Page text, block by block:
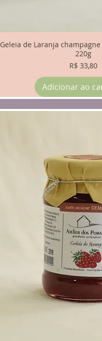
Geleia de Laranja
220g
Preço
R$ 33,80
Adicionar ao